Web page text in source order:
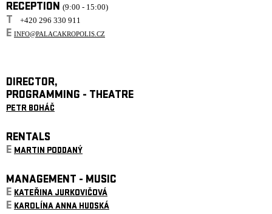
RECEPTION (9:00 - 15:00)
T +420 296 330 911
E INFO@PALACAKROPOLIS.CZ
DIRECTOR,
PROGRAMMING - THEATRE
PETR BOHÁČ
RENTALS
E MARTIN PODDANÝ
MANAGEMENT - MUSIC
E KATEŘINA JURKOVIČOVÁ
E KAROLÍNA ANNA HUDSKÁ